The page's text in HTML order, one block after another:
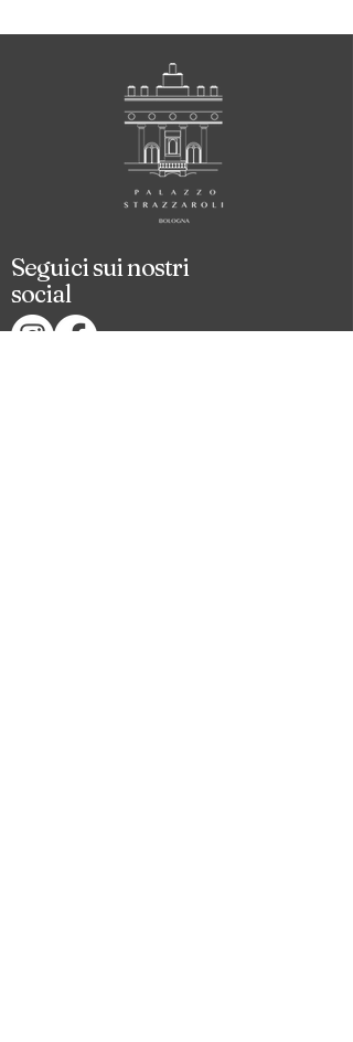
Seguici sui nostri
social